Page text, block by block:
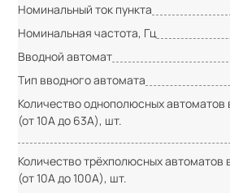
Номинальный ток пункта
Номинальная частота, Гц
Вводной автомат
Тип вводного автомата
Количество однополюсных автоматов
(от 10А до 63А), шт.
Количество трёхполюсных автоматов
(от 10А до 100А), шт.